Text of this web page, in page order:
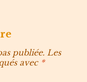
publiée. Les
avec *